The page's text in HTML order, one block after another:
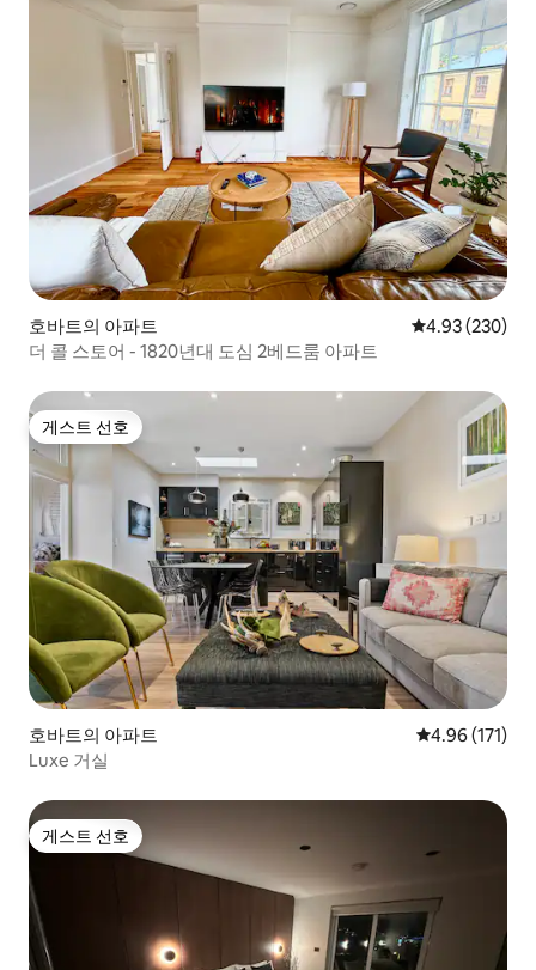
호바트의 아파트 평점 4.93점(5
4.93 (230)
더 콜 스토어 - 1820년대 도심 2베드룸 아파트
게스트 선호
게스트 선호
호바트의 아파트 평점 4.96점(5
4.96 (171)
Luxe 거실
게스트 선호
게스트 선호